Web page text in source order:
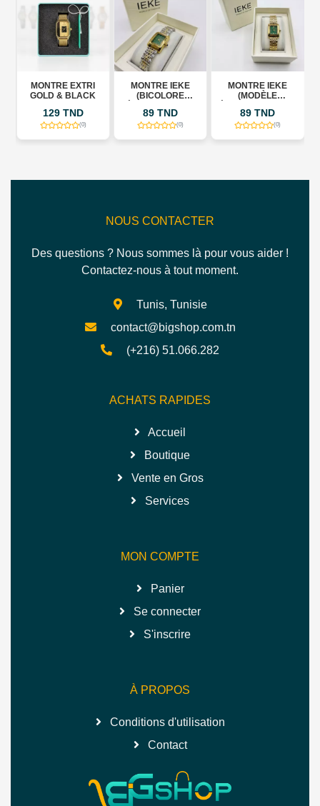
MONTRE EXTRI
GOLD & BLACK
129 TND
(0)
MONTRE IEKE
(BICOLORE
T/G
89 TND
(0)
MONTRE IEKE
(MODÈLE
89 TND
(0)
NOUS CONTACTER
Des questions ? Nous sommes là pour vous aider !
Contactez-nous à tout moment.
Tunis, Tunisie
contact@bigshop.com.tn
(+216) 51.066.282
ACHATS RAPIDES
Accueil
Boutique
Vente en Gros
Services
MON COMPTE
Panier
Se connecter
S'inscrire
À PROPOS
Conditions d'utilisation
Contact